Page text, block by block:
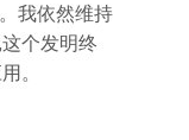
我依然维持
个发明终
。